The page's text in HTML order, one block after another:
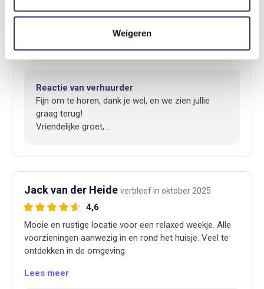
Weigeren
Heerlijke ontspannen dagen gehad op deze geweldige
locatie! Ga zeker terug!
Reactie van verhuurder
Fijn om te horen, dank je wel, en we zien jullie
graag terug!
Vriendelijke groet,
Jack van der Heide verbleef in oktober 2025
4,6
Mooie en rustige locatie voor een relaxed weekje. Alle
voorzieningen aanwezig in en rond het huisje. Veel te
ontdekken in de omgeving.
Lees meer